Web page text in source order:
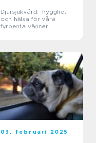
Djursjukvård: Trygghet
och hälsa för våra
fyrbenta vänner
03. februari 2025